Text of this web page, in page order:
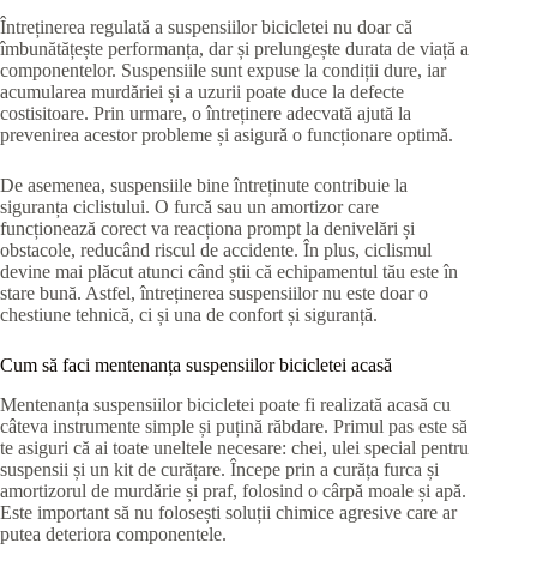
Întreținerea regulată a suspensiilor bicicletei nu doar că
îmbunătățește performanța, dar și prelungește durata de viață a
componentelor. Suspensiile sunt expuse la condiții dure, iar
acumularea murdăriei și a uzurii poate duce la defecte
costisitoare. Prin urmare, o întreținere adecvată ajută la
prevenirea acestor probleme și asigură o funcționare optimă.
De asemenea, suspensiile bine întreținute contribuie la
siguranța ciclistului. O furcă sau un amortizor care
funcționează corect va reacționa prompt la denivelări și
obstacole, reducând riscul de accidente. În plus, ciclismul
devine mai plăcut atunci când știi că echipamentul tău este în
stare bună. Astfel, întreținerea suspensiilor nu este doar o
chestiune tehnică, ci și una de confort și siguranță.
Cum să faci mentenanța suspensiilor bicicletei acasă
Mentenanța suspensiilor bicicletei poate fi realizată acasă cu
câteva instrumente simple și puțină răbdare. Primul pas este să
te asiguri că ai toate uneltele necesare: chei, ulei special pentru
suspensii și un kit de curățare. Începe prin a curăța furca și
amortizorul de murdărie și praf, folosind o cârpă moale și apă.
Este important să nu folosești soluții chimice agresive care ar
putea deteriora componentele.